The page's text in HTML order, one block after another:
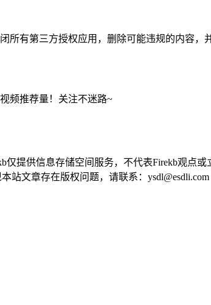
所有第三方授权应用，删除可能违规的内容，
频推荐量！关注不迷路~
仅提供信息存储空间服务，不代表Firekb观点
站文章存在版权问题，请联系：ysdl@esdli.com